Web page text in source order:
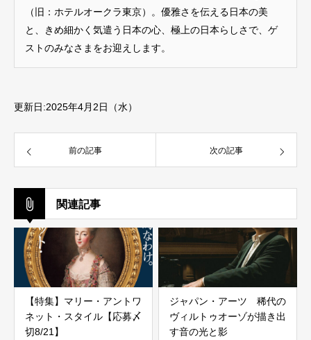
（旧：ホテルオークラ東京）。優雅さを伝える日本の美
と、きめ細かく気遣う日本の心、極上の日本らしさで、ゲ
ストのみなさまをお迎えします。
更新日:2025年4月2日（水）
前の記事 次の記事
関連記事
【特集】マリー・アントワ
ネット・スタイル【応募〆
切8/21】
ジャパン・アーツ 稀代の
ヴィルトゥオーゾが描き出
す音の光と影